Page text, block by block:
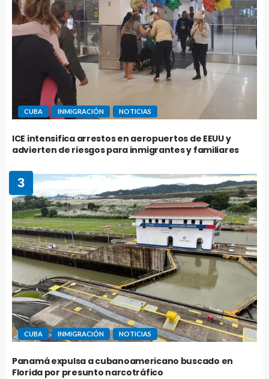
CUBA INMIGRACIÓN NOTICIAS
ICE intensifica arrestos en aeropuertos de EEUU y
advierten de riesgos para inmigrantes y familiares
3
CUBA INMIGRACIÓN NOTICIAS
Panamá expulsa a cubanoamericano buscado en
Florida por presunto narcotráfico